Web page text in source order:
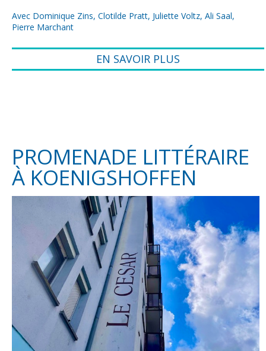
Avec Dominique Zins, Clotilde Pratt, Juliette Voltz, Ali Saal,
Pierre Marchant
EN SAVOIR PLUS
PROMENADE LITTÉRAIRE
À KOENIGSHOFFEN